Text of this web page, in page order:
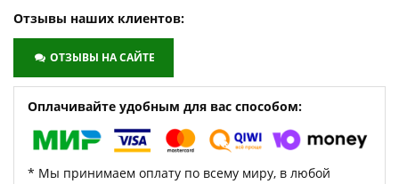
Отзывы наших клиентов:
ОТЗЫВЫ НА САЙТЕ
Оплачивайте удобным для вас способом:
* Мы принимаем оплату по всему миру, в любой